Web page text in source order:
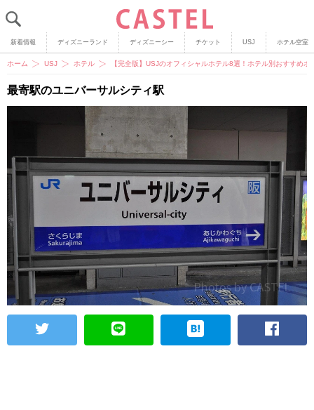
新着情報 ディズニーランド ディズニーシー チケット USJ ホテル空室
ホーム USJ ホテル 【完全版】USJのオフィシャルホテル8選！ホテル別おすすめ
最寄駅のユニバーサルシティ駅